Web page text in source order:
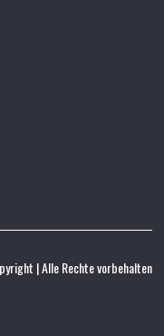
| Alle Rechte vorbehalten